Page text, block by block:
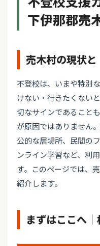
下伊那郡売
売木村の現状と
不登校は、いまや特別
けない・行きたくない
切なサインであること
が原因ではありません
公的な居場所、民間の
ンライン学習など、利
す。このページでは、
紹介します。
まずはここへ